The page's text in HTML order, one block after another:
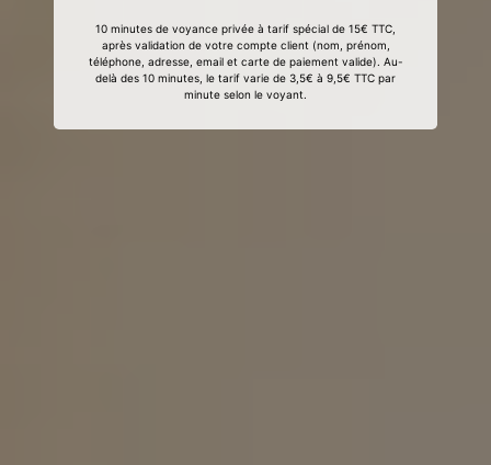
10 minutes de voyance privée à tarif spécial de 15€ TTC,
après validation de votre compte client (nom, prénom,
téléphone, adresse, email et carte de paiement valide). Au-
delà des 10 minutes, le tarif varie de 3,5€ à 9,5€ TTC par
minute selon le voyant.